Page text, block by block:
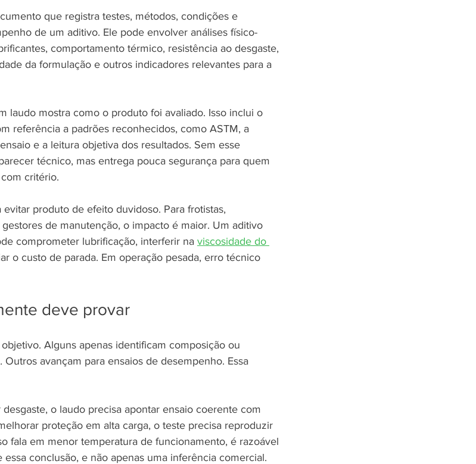
que registra testes, métodos, condições e
de um aditivo. Ele pode envolver análises físico-
comportamento térmico, resistência ao desgaste,
da formulação e outros indicadores relevantes para a
laudo mostra como o produto foi avaliado. Isso inclui o
referência a padrões reconhecidos, como ASTM, a
e a leitura objetiva dos resultados. Sem esse
técnico, mas entrega pouca segurança para quem
critério.
evitar produto de efeito duvidoso. Para frotistas,
de manutenção, o impacto é maior. Um aditivo
comprometer lubrificação, interferir na viscosidade do
o custo de parada. Em operação pesada, erro técnico
deve provar
Alguns apenas identificam composição ou
avançam para ensaios de desempenho. Essa
o laudo precisa apontar ensaio coerente com
proteção em alta carga, o teste precisa reproduzir
fala em menor temperatura de funcionamento, é razoável
conclusão, e não apenas uma inferência comercial.